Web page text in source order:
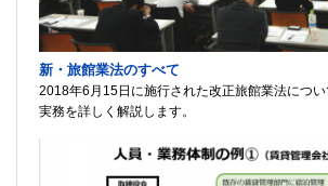
新・旅館業法のすべて
2018年6月15日に施行された改正旅館業法につ
実務を詳しく解説します。